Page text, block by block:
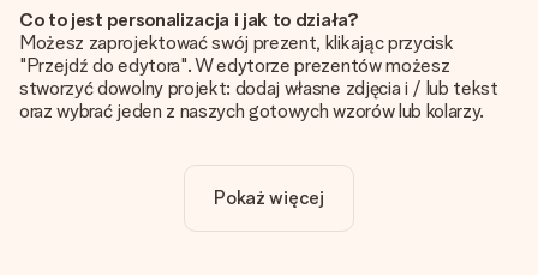
Co to jest personalizacja i jak to działa?
Możesz zaprojektować swój prezent, klikając przycisk
"Przejdź do edytora". W edytorze prezentów możesz
stworzyć dowolny projekt: dodaj własne zdjęcia i / lub tekst
oraz wybrać jeden z naszych gotowych wzorów lub kolarzy.
Cena podana na stronie internetowej obejmuje personalizację
Twojego prezentu - ilość zdjęć lub tekstów nie wpływa na
Pokaż więcej